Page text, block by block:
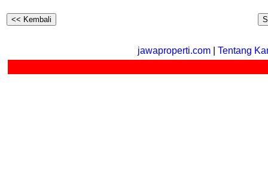
jawaproperti.com| Tentang